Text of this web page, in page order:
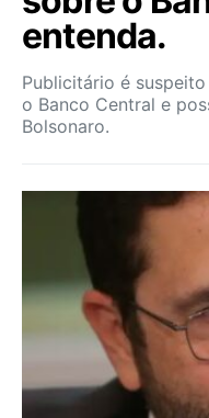
entenda.
Publicitário é
o Banco Central e
Bolsonaro.